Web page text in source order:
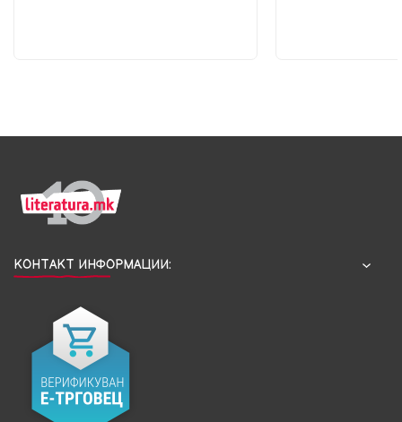
КОНТАКТ ИНФОРМАЦИИ: